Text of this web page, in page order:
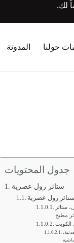
لك.
حولنا المدونة
جدول المحتويات
ستائر رول عصرية
ستائر رول عصرية
ستائر
الكويت